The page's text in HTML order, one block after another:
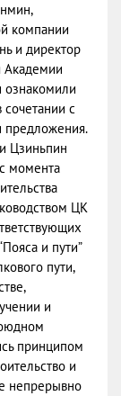
компании
и директор
Академии
ознакомили
с
предложения.
Цзиньпин
момента
ЦК
и пути”
пути,
и
принципом
и
непрерывно